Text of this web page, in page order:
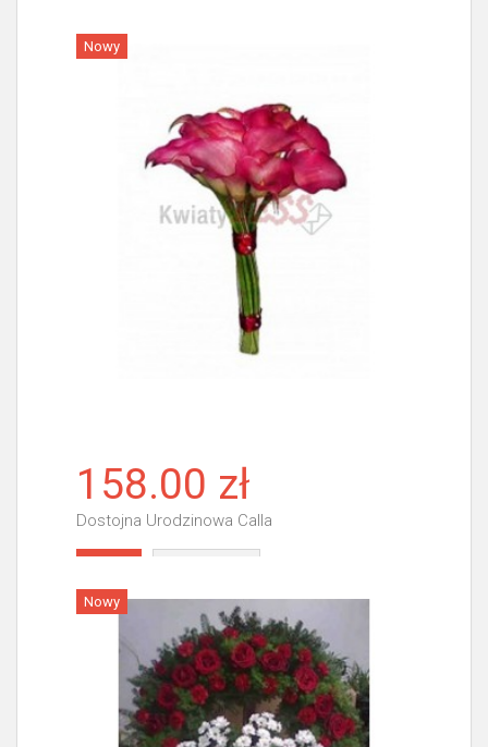
Nowy
158.00 zł
Dostojna Urodzinowa Calla
Nowy